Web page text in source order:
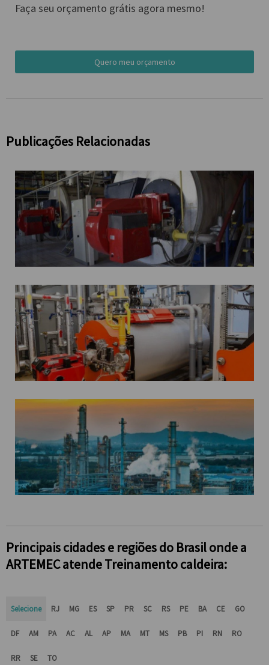
Faça seu orçamento grátis agora mesmo!
Quero meu orçamento
Publicações Relacionadas
Principais cidades e regiões do Brasil onde a
ARTEMEC atende Treinamento caldeira:
Selecione RJ MG ES SP PR SC RS PE BA CE GO
DF AM PA AC AL AP MA MT MS PB PI RN RO
RR SE TO